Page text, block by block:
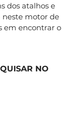
dos atalhos e
neste motor de
em encontrar o
NO